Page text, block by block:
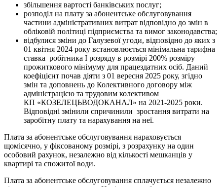
збільшення вартості банківських послуг;
розподіл на плату за абонентське обслуговування
частини адміністративних витрат відповідно до змін в
обліковій політиці підприємства та вимог законодавства;
відбулися зміни до Галузевої угоди, відповідно до яких з
01 квітня 2024 року встановлюється мінімальна тарифна
ставка робітника І розряду в розмірі 200% розміру
прожиткового мінімуму для працездатних осіб. Даний
коефіцієнт почав діяти з 01 вересня 2025 року, згідно
змін та доповнень до Колективного договору між
адміністрацією та трудовим колективом
КП «КОЗЕЛЕЦЬВОДОКАНАЛ» на 2021-2025 роки.
Відповідні змінили спричинили зростання витрати на
заробітну плату та нарахування на неї.
Плата за абонентське обслуговування нараховується
щомісячно, у фіксованому розмірі, з розрахунку на один
особовий рахунок, незалежно від кількості мешканців у
квартирі та спожитої води.
Плата за абонентське обслуговування сплачується незалежно